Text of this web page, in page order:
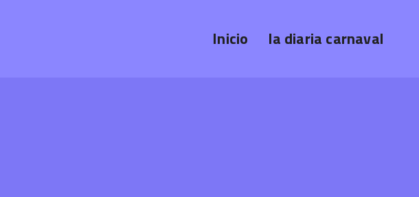
Inicio la diaria carnaval